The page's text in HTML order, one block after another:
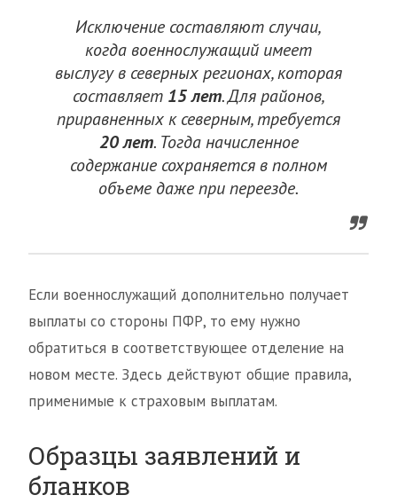
Исключение составляют случаи,
когда военнослужащий имеет
выслугу в северных регионах, которая
составляет 15 лет. Для районов,
приравненных к северным, требуется
20 лет. Тогда начисленное
содержание сохраняется в полном
объеме даже при переезде.
Если военнослужащий дополнительно получает
выплаты со стороны ПФР, то ему нужно
обратиться в соответствующее отделение на
новом месте. Здесь действуют общие правила,
применимые к страховым выплатам.
Образцы заявлений и
бланков